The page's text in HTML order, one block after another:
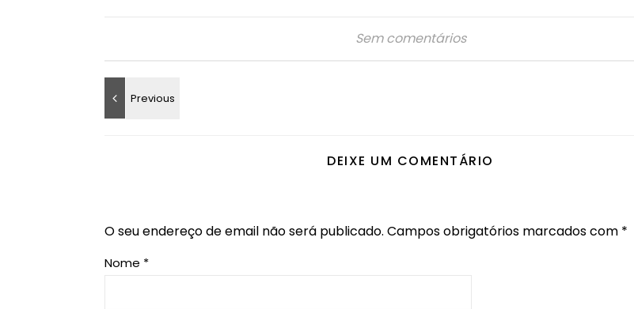
Sem comentários
DEIXE UM COMENTÁRIO
O seu endereço de email não será publicado. Campos obrigatórios marcados com *
Nome *